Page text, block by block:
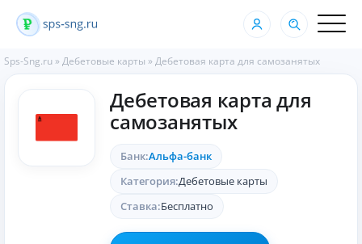
Sps-Sng.ru »Дебетовые карты »Дебетовая карта для самозанятых
Дебетовая карта для
самозанятых
Банк:Альфа-банк
Категория:Дебетовые карты
Ставка:Бесплатно